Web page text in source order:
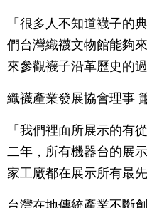
「很多人不知道襪子的
們台灣織襪文物館能夠
來參觀襪子沿革歷史的過
織襪產業發展協會理事
「我們裡面所展示的有
二年，所有機器台的展
家工廠都在展示所有最